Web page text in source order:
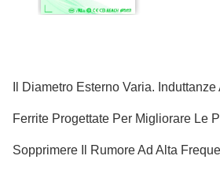
Il Diametro Esterno Varia.
​​ferrite Progettate Per Migliorare Le
Sopprimere Il Rumore Ad Alta